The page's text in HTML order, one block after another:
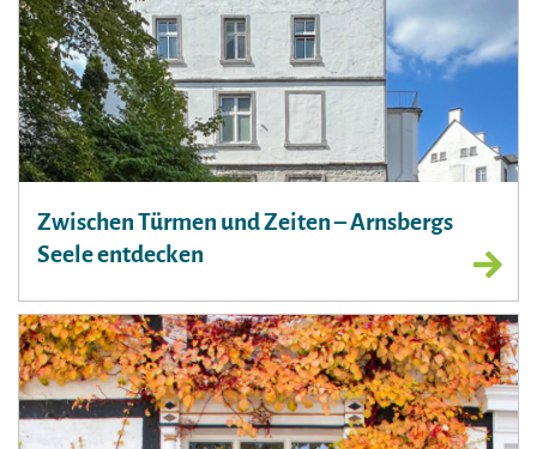
Zwischen Türmen und Zeiten – Arnsbergs
Seele entdecken